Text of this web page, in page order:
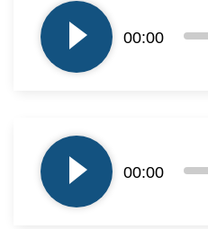
plików
dźwiękowych
00:00
plików
dźwiękowych
00:00